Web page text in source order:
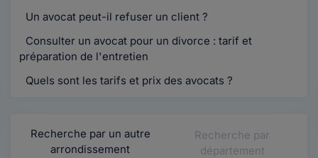
Un avocat peut-il refuser un client ?
Consulter un avocat pour un divorce : tarif et
préparation de l'entretien
Quels sont les tarifs et prix des avocats ?
Recherche par un autre
arrondissement
Recherche par
département